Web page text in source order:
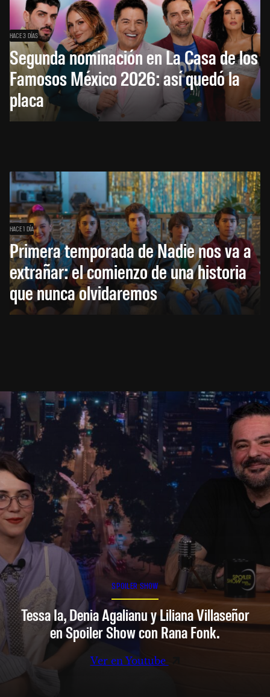
HACE 3 DÍAS
Segunda nominación en La Casa de los
Famosos México 2026: así quedó la
placa
HACE 1 DÍA
Primera temporada de Nadie nos va a
extrañar: el comienzo de una historia
que nunca olvidaremos
SPOILER SHOW
Tessa Ia, Denia Agalianu y Liliana Villaseñor
en Spoiler Show con Rana Fonk.
Ver en Youtube